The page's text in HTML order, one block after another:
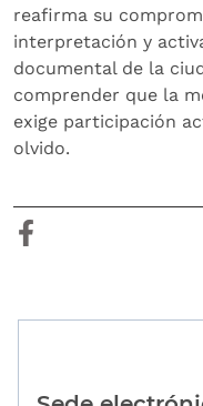
reafirma su
interpretación y
documental de la
comprender que la
exige participación
olvido.